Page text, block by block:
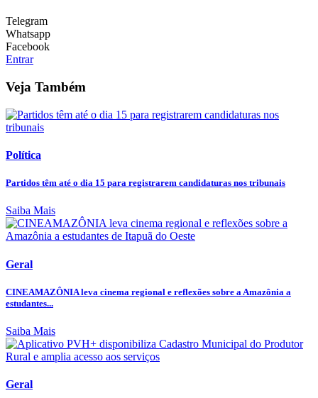
Telegram
Whatsapp
Facebook
Entrar
Veja Também
Política
Partidos têm até o dia 15 para registrarem candidaturas nos tribunais
Saiba Mais
Geral
CINEAMAZÔNIA leva cinema regional e reflexões sobre a Amazônia a
estudantes...
Saiba Mais
Geral